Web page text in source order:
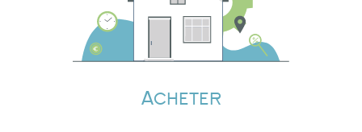
Si vous avez un projet immobilier à Tarare,
ou Lamure-sur-Azergues , n'hésitez
Acheter